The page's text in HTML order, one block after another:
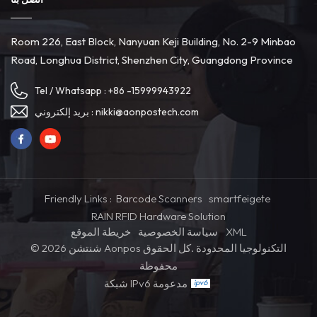
تفاصيل الدفع إلى محطة الدفع، إتمام عملية الدفع.عند اكتمال المعاملة ،
ستتلقى إيصالًا بفضل الطابعة. يرسل نظام نقاط البيع المكتبي معلومات
المعاملة إلى الطابعة ، والتي تقوم بعد ذلك بطباعة هذه المعلومات على
الورق ، مما يؤدي إلى إنشاء إيصال. يعرض هذا الإيصال العناصر التي
اشتريتها وطريقة الدفع المستخدمة بالإضافة إلى تاريخ ووقت المعاملة.
طوال العملية برمتها ، هذه معدات أمين الصندوق الكل في واحد تعمل مثل
أوركسترا سيمفونية جيدة التنسيق ، كل منها يلعب دوره ويتعاون بسلاسة. إن
تعاونهم الخالي من العيوب يجعل عملية المعاملة بأكملها فعالة ودقيقة
ومريحة. لذلك ، في المرة القادمة التي تتسوق فيها أو تتناول الطعام بالخارج
تعمل بصمت لخلق تجربة تسوق وتناول طعام ممتعة لك.
Room 226, East Block, Nanyuan Keji Building, No. 2-9 Minbao
Road, Longhua District, Shenzhen City, Guangdong Province
Tel / Whatsapp : +86 -15999943922
بريد إلكتروني : nikki@aonpostech.com
Friendly Links : Barcode Scanners smartfeigete
RAIN RFID Hardware Solution
خريطة الموقع
سياسة الخصوصية
XML
© 2026 شنتشن Aonpos التكنولوجيا المحدودة .كل الحقوق
محفوظة
شبكة IPv6 مدعومة